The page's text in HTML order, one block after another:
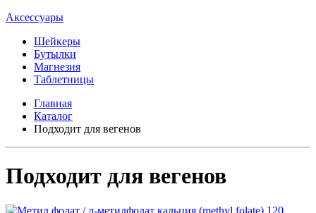
Аксессуары
Шейкеры
Бутылки
Магнезия
Таблетницы
Главная
Каталог
Подходит для вегенов
Подходит для вегенов